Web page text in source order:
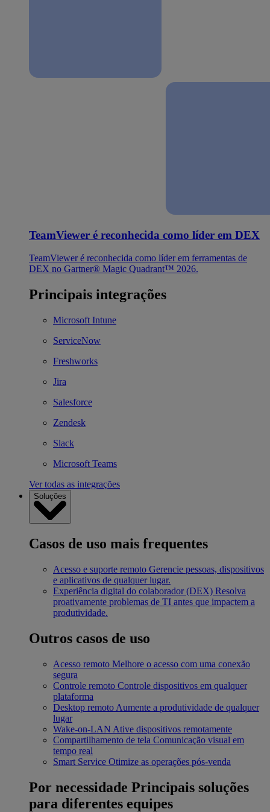
TeamViewer é reconhecida como líder em DEX
TeamViewer é reconhecida como líder em ferramentas de
DEX no Gartner® Magic Quadrant™ 2026.
Principais integrações
Microsoft Intune
ServiceNow
Freshworks
Jira
Salesforce
Zendesk
Slack
Microsoft Teams
Ver todas as integrações
Soluções
Casos de uso mais frequentes
Acesso e suporte remoto Gerencie pessoas, dispositivos
e aplicativos de qualquer lugar.
Experiência digital do colaborador (DEX) Resolva
proativamente problemas de TI antes que impactem a
produtividade.
Outros casos de uso
Acesso remoto Melhore o acesso com uma conexão
segura
Controle remoto Controle dispositivos em qualquer
plataforma
Desktop remoto Aumente a produtividade de qualquer
lugar
Wake-on-LAN Ative dispositivos remotamente
Compartilhamento de tela Comunicação visual em
tempo real
Smart Service Otimize as operações pós-venda
Por necessidade Principais soluções
para diferentes equipes